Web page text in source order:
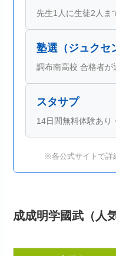
先生1人に生徒2人ま
塾選（ジュクセ
調布南高校 合格者が
スタサプ
14日間無料体験あり
※各公式サイトで詳
成成明学國武（人